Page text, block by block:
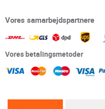
Vores samarbejdspartnere
Vores betalingsmetoder